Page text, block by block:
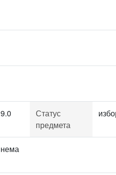
9.0
Статус
предмета
нема